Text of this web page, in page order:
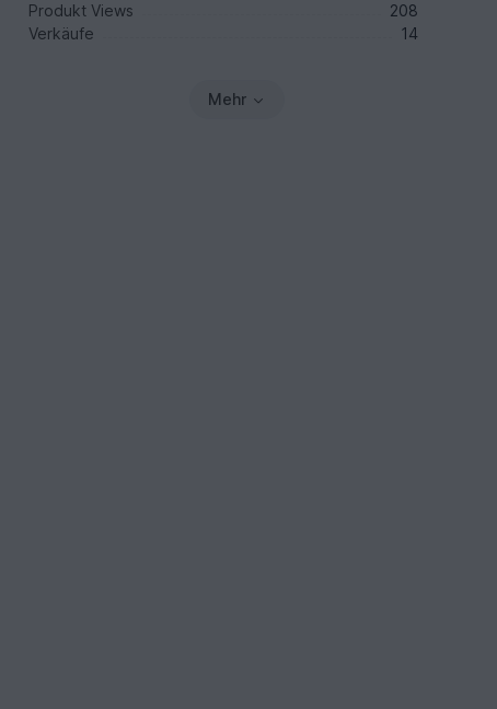
Produkt Views
208
Verkäufe
14
Mehr